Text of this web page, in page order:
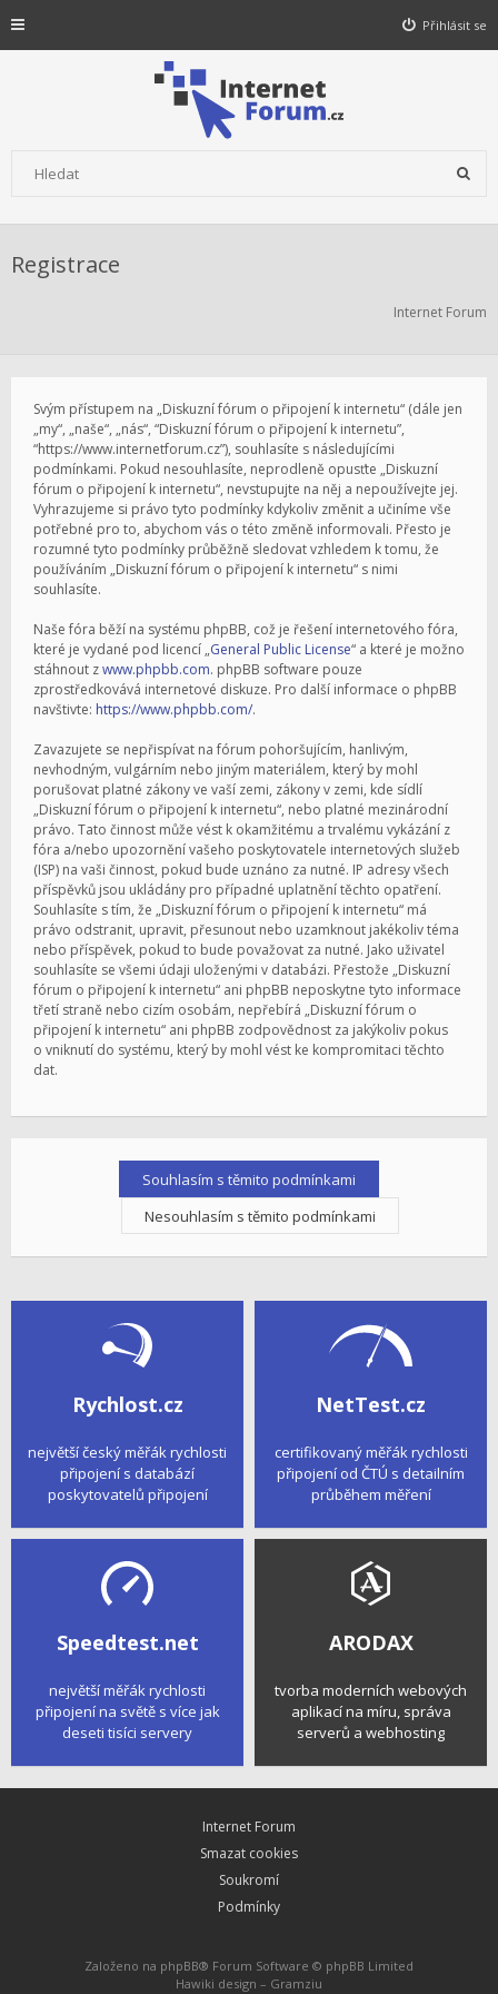
Přihlásit se
Registrace
Internet Forum
Svým přístupem na „Diskuzní fórum o připojení k internetu“ (dále jen
„my“, „naše“, „nás“, “Diskuzní fórum o připojení k internetu”,
“https://www.internetforum.cz”), souhlasíte s následujícími
podmínkami. Pokud nesouhlasíte, neprodleně opusťte „Diskuzní
fórum o připojení k internetu“, nevstupujte na něj a nepoužívejte jej.
Vyhrazujeme si právo tyto podmínky kdykoliv změnit a učiníme vše
potřebné pro to, abychom vás o této změně informovali. Přesto je
rozumné tyto podmínky průběžně sledovat vzhledem k tomu, že
používáním „Diskuzní fórum o připojení k internetu“ s nimi
souhlasíte.
Naše fóra běží na systému phpBB, což je řešení internetového fóra,
které je vydané pod licencí „General Public License“ a které je možno
stáhnout zwww.phpbb.com. phpBB software pouze
zprostředkovává internetové diskuze. Pro další informace o phpBB
navštivte: https://www.phpbb.com/.
Zavazujete se nepřispívat na fórum pohoršujícím, hanlivým,
nevhodným, vulgárním nebo jiným materiálem, který by mohl
porušovat platné zákony ve vaší zemi, zákony v zemi, kde sídlí
„Diskuzní fórum o připojení k internetu“, nebo platné mezinárodní
právo. Tato činnost může vést k okamžitému a trvalému vykázání z
fóra a/nebo upozornění vašeho poskytovatele internetových služeb
(ISP) na vaši činnost, pokud bude uznáno za nutné. IP adresy všech
příspěvků jsou ukládány pro případné uplatnění těchto opatření.
Souhlasíte s tím, že „Diskuzní fórum o připojení k internetu“ má
právo odstranit, upravit, přesunout nebo uzamknout jakékoliv téma
nebo příspěvek, pokud to bude považovat za nutné. Jako uživatel
souhlasíte se všemi údaji uloženými v databázi. Přestože „Diskuzní
fórum o připojení k internetu“ ani phpBB neposkytne tyto informace
třetí straně nebo cizím osobám, nepřebírá „Diskuzní fórum o
připojení k internetu“ ani phpBB zodpovědnost za jakýkoliv pokus
o vniknutí do systému, který by mohl vést ke kompromitaci těchto
dat.
Rychlost.cz
největší český měřák rychlosti
připojení s databází
poskytovatelů připojení
NetTest.cz
certifikovaný měřák rychlosti
připojení od ČTÚ s detailním
průběhem měření
Speedtest.net
největší měřák rychlosti
připojení na světě s více jak
deseti tisíci servery
ARODAX
tvorba moderních webových
aplikací na míru, správa
serverů a webhosting
Internet Forum
Smazat cookies
Soukromí
Podmínky
Založeno na phpBB® Forum Software © phpBB Limited
Hawiki design – Gramziu